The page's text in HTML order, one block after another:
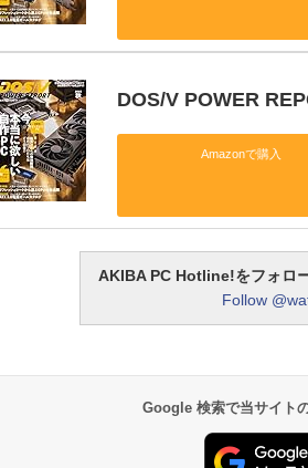
DOS/V POWER
Amazonで購入
AKIBA PC Hotline!をフォロ
Follow
Google 検索で当サイト